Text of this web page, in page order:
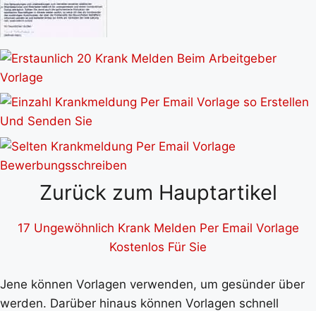
Zurück zum Hauptartikel
17 Ungewöhnlich Krank Melden Per Email Vorlage
Kostenlos Für Sie
Jene können Vorlagen verwenden, um gesünder über
werden. Darüber hinaus können Vorlagen schnell